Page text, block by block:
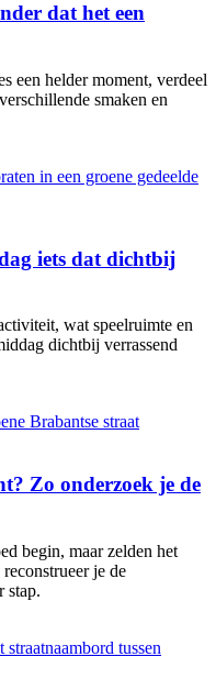
dat het een
een helder moment, verdeel
smaken en
iets dat dichtbij
wat speelruimte en
dichtbij verrassend
Zo onderzoek je de
begin, maar zelden het
je de
stap.